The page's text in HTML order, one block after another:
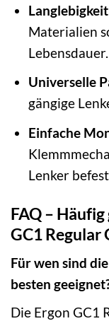
Materialien
Lebensdauer.
Universelle
gängige
Einfache
Lenker
FAQ –
GC1 Regular
Für wen sind
besten
Die Ergon GC1